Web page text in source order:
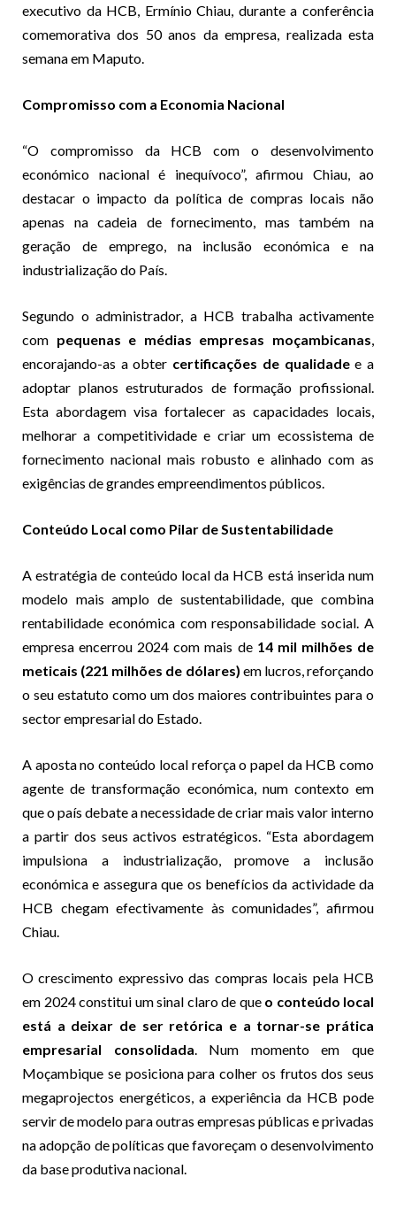
executivo da HCB, Ermínio Chiau, durante a conferência
comemorativa dos 50 anos da empresa, realizada esta
semana em Maputo.
Compromisso com a Economia Nacional
“O compromisso da HCB com o desenvolvimento
económico nacional é inequívoco”, afirmou Chiau, ao
destacar o impacto da política de compras locais não
apenas na cadeia de fornecimento, mas também na
geração de emprego, na inclusão económica e na
industrialização do País.
Segundo o administrador, a HCB trabalha activamente
com pequenas e médias empresas moçambicanas,
encorajando-as a obter certificações de qualidadee a
adoptar planos estruturados de formação profissional.
Esta abordagem visa fortalecer as capacidades locais,
melhorar a competitividade e criar um ecossistema de
fornecimento nacional mais robusto e alinhado com as
exigências de grandes empreendimentos públicos.
Conteúdo Local como Pilar de Sustentabilidade
A estratégia de conteúdo local da HCB está inserida num
modelo mais amplo de sustentabilidade, que combina
rentabilidade económica com responsabilidade social. A
empresa encerrou 2024 com mais de 14 mil milhões de
meticais (221 milhões de dólares) em lucros, reforçando
o seu estatuto como um dos maiores contribuintes para o
sector empresarial do Estado.
A aposta no conteúdo local reforça o papel da HCB como
agente de transformação económica, num contexto em
que o país debate a necessidade de criar mais valor interno
a partir dos seus activos estratégicos. “Esta abordagem
impulsiona a industrialização, promove a inclusão
económica e assegura que os benefícios da actividade da
HCB chegam efectivamente às comunidades”, afirmou
Chiau.
O crescimento expressivo das compras locais pela HCB
em 2024 constitui um sinal claro de que o conteúdo local
está a deixar de ser retórica e a tornar-se prática
empresarial consolidada. Num momento em que
Moçambique se posiciona para colher os frutos dos seus
megaprojectos energéticos, a experiência da HCB pode
servir de modelo para outras empresas públicas e privadas
na adopção de políticas que favoreçam o desenvolvimento
da base produtiva nacional.